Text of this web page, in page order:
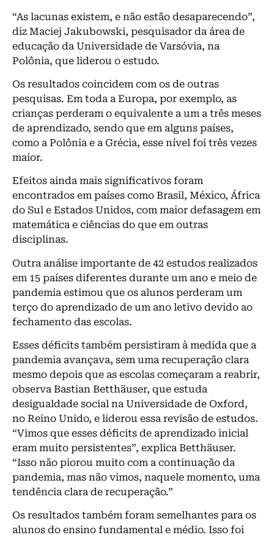
“As lacunas existem, e não estão desaparecendo”,
diz Maciej Jakubowski, pesquisador da área de
educação da Universidade de Varsóvia, na
Polônia, que liderou o estudo.
Os resultados coincidem com os de outras
pesquisas. Em toda a Europa, por exemplo, as
crianças perderam o equivalente a um a três meses
de aprendizado, sendo que em alguns países,
como a Polônia e a Grécia, esse nível foi três vezes
maior.
Efeitos ainda mais significativos foram
encontrados em países como Brasil, México, África
do Sul e Estados Unidos, com maior defasagem em
matemática e ciências do que em outras
disciplinas.
Outra análise importante de 42 estudos realizados
em 15 países diferentes durante um ano e meio de
pandemia estimou que os alunos perderam um
terço do aprendizado de um ano letivo devido ao
fechamento das escolas.
Esses déficits também persistiram à medida que a
pandemia avançava, sem uma recuperação clara
mesmo depois que as escolas começaram a reabrir,
observa Bastian Betthäuser, que estuda
desigualdade social na Universidade de Oxford,
no Reino Unido, e liderou essa revisão de estudos.
“Vimos que esses déficits de aprendizado inicial
eram muito persistentes”, explica Betthäuser.
“Isso não piorou muito com a continuação da
pandemia, mas não vimos, naquele momento, uma
tendência clara de recuperação.”
Os resultados também foram semelhantes para os
alunos do ensino fundamental e médio. Isso foi